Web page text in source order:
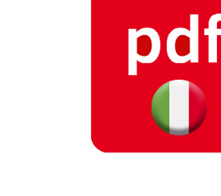
Acconsento il trattamento dei
agree to the processing of personal
informativa privacy Lgs 196/2003
RIMANI AGGIORNATO SUI